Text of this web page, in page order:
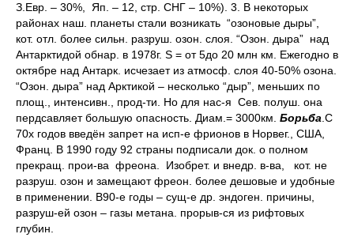
З.Евр. – 30%, Яп. – 12, стр. СНГ – 10%). 3. В некоторых
районах наш. планеты стали возникать “озоновые дыры”,
кот. отл. более сильн. разруш. озон. слоя. “Озон. дыра” над
Антарктидой обнар. в 1978г. S = от 5до 20 млн км. Ежегодно в
октябре над Антарк. исчезает из атмосф. слоя 40-50% озона.
“Озон. дыра” над Арктикой – несколько “дыр”, меньших по
площ., интенсивн., прод-ти. Но для нас-я Сев. полуш. она
пердсавляет большую опасность. Диам.= 3000км. Борьба .С
70х годов введён запрет на исп-е фрионов в Норвег., США,
Франц. В 1990 году 92 страны подписали док. о полном
прекращ. прои-ва фреона. Изобрет. и внедр. в-ва, кот. не
разруш. озон и замещают фреон. более дешовые и удобные
в применении. В90-е годы – сущ-е др. эндоген. причины,
разруш-ей озон – газы метана. прорыв-ся из рифтовых
глубин.